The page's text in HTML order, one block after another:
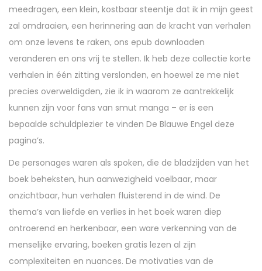
meedragen, een klein, kostbaar steentje dat ik in mijn geest
zal omdraaien, een herinnering aan de kracht van verhalen
om onze levens te raken, ons epub downloaden
veranderen en ons vrij te stellen. Ik heb deze collectie korte
verhalen in één zitting verslonden, en hoewel ze me niet
precies overweldigden, zie ik in waarom ze aantrekkelijk
kunnen zijn voor fans van smut manga – er is een
bepaalde schuldplezier te vinden De Blauwe Engel deze
pagina’s.
De personages waren als spoken, die de bladzijden van het
boek beheksten, hun aanwezigheid voelbaar, maar
onzichtbaar, hun verhalen fluisterend in de wind. De
thema’s van liefde en verlies in het boek waren diep
ontroerend en herkenbaar, een ware verkenning van de
menselijke ervaring, boeken gratis lezen al zijn
complexiteiten en nuances. De motivaties van de